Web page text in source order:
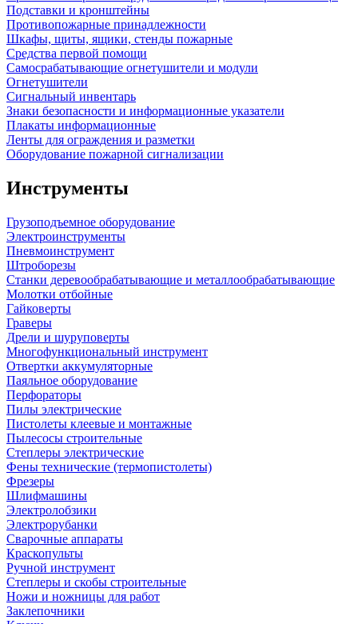
Подставки и кронштейны
Противопожарные принадлежности
Шкафы, щиты, ящики, стенды пожарные
Средства первой помощи
Самосрабатывающие огнетушители и модули
Огнетушители
Сигнальный инвентарь
Знаки безопасности и информационные указатели
Плакаты информационные
Ленты для ограждения и разметки
Оборудование пожарной сигнализации
Инструменты
Грузоподъемное оборудование
Электроинструменты
Пневмоинструмент
Штроборезы
Станки деревообрабатывающие и металлообрабатывающие
Молотки отбойные
Гайковерты
Граверы
Дрели и шуруповерты
Многофункциональный инструмент
Отвертки аккумуляторные
Паяльное оборудование
Перфораторы
Пилы электрические
Пистолеты клеевые и монтажные
Пылесосы строительные
Степлеры электрические
Фены технические (термопистолеты)
Фрезеры
Шлифмашины
Электролобзики
Электрорубанки
Сварочные аппараты
Краскопульты
Ручной инструмент
Степлеры и скобы строительные
Ножи и ножницы для работ
Заклепочники